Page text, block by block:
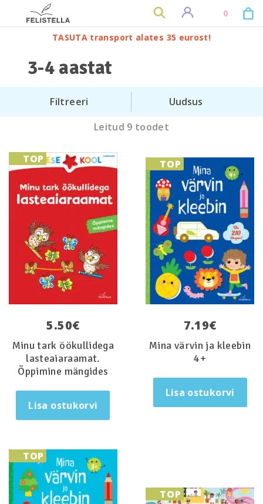
0
TASUTA transport alates 35 eurost!
3-4 aastat
Filtreeri
Leitud 9 toodet
TOP
5.50€
Minu tark öökullidega
lasteaiaraamat.
Õppimine mängides
Lisa ostukorvi
TOP
7.19€
Mina värvin ja kleebin
4+
Lisa ostukorvi
TOP
TOP